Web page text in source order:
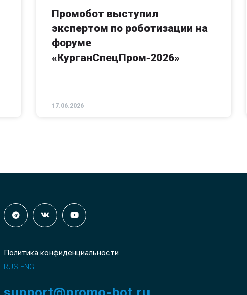
Промобот выступил
экспертом по роботизации на
форуме
«КурганСпецПром‑2026»
17.06.2026
Политика конфиденциальности
RUS ENG